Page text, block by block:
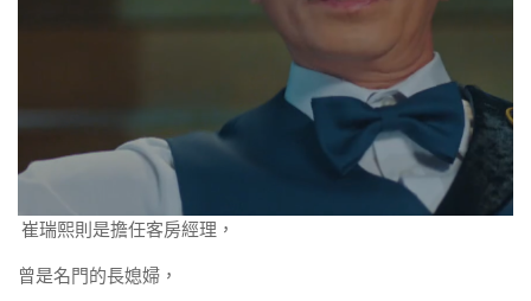
崔瑞熙則是擔任客房經理，
曾是名門的長媳婦，